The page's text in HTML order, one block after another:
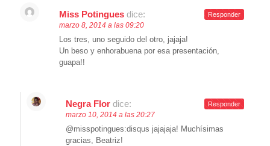
Miss Potingues dice:
marzo 8, 2014 a las 09:20
Los tres, uno seguido del otro, jajaja!
Un beso y enhorabuena por esa presentación,
guapa!!
Responder
Negra Flor dice:
marzo 10, 2014 a las 20:27
@misspotingues:disqus jajajaja! Muchísimas
gracias, Beatriz!
Responder